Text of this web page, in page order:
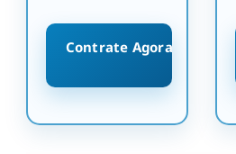
Contrate Agora